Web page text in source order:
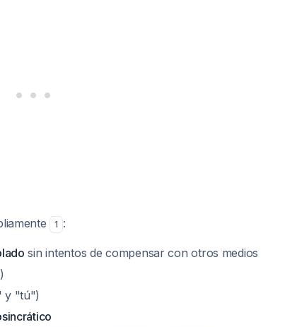
1 :
sin intentos de compensar con otros medios
y "tú")